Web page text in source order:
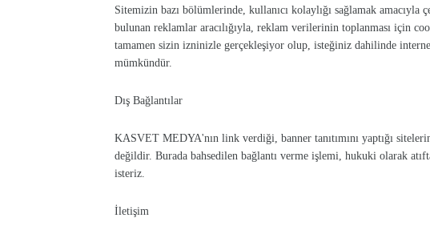
Sitemizin bazı bölümlerinde, kullanıcı kolaylığı sağlamak amacıyla
bulunan reklamlar aracılığıyla, reklam verilerinin toplanması için
tamamen sizin izninizle gerçekleşiyor olup, isteğiniz dahilinde
mümkündür.
Dış Bağlantılar
KASVET MEDYA'nın link verdiği, banner tanıtımını yaptığı
değildir. Burada bahsedilen bağlantı verme işlemi, hukuki olarak
isteriz.
İletişim